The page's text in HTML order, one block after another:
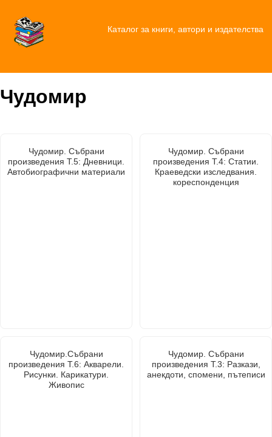
Каталог за книги, автори и издателства
Чудомир
Чудомир. Събрани
произведения Т.5: Дневници.
Автобиографични материали
Чудомир. Събрани
произведения Т.4: Статии.
Краеведски изследвания.
кореспонденция
Чудомир.Събрани
произведения Т.6: Акварели.
Рисунки. Карикатури.
Живопис
Чудомир. Събрани
произведения Т.3: Разкази,
анекдоти, спомени, пътеписи